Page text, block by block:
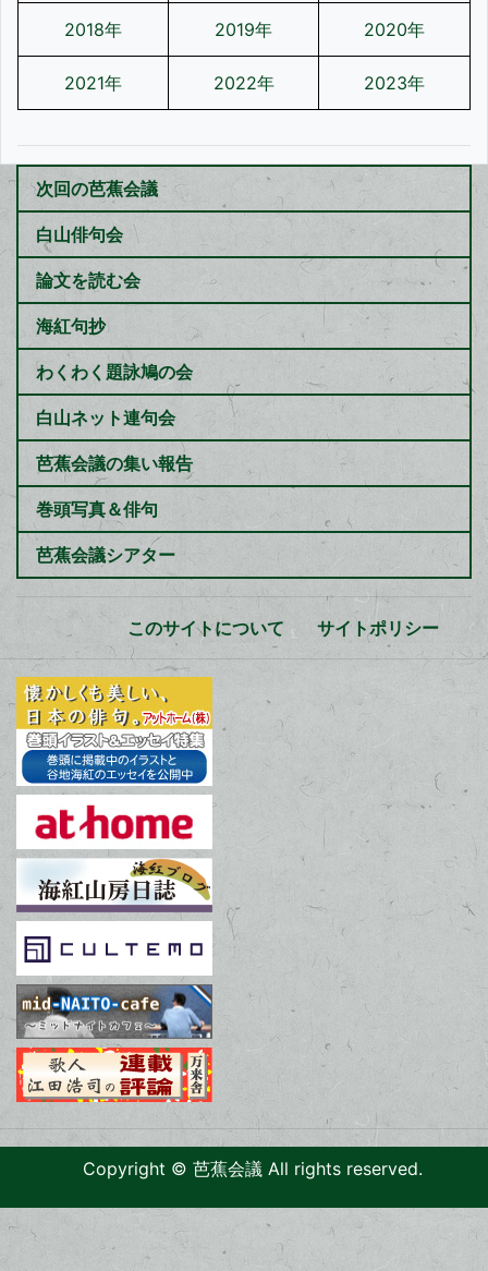
2018年 2019年 2020年
2021年 2022年 2023年
次回の芭蕉会議
白山俳句会
論文を読む会
海紅句抄
わくわく題詠鳩の会
白山ネット連句会
芭蕉会議の集い報告
巻頭写真＆俳句
芭蕉会議シアター
このサイトについて サイトポリシー
Copyright © 芭蕉会議 All rights reserved.